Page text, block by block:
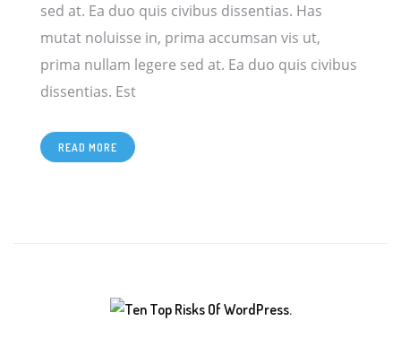
sed at. Ea duo quis civibus dissentias. Has
mutat noluisse in, prima accumsan vis ut,
prima nullam legere sed at. Ea duo quis civibus
dissentias. Est[…]
READ MORE